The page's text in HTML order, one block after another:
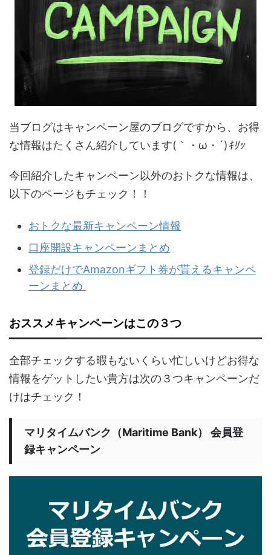
当ブログはキャンペーン屋のブログですから、お得
な情報はたくさん紹介しています(｀・ω・´)ｷﾘｯ
今回紹介したキャンペーン以外のおトクな情報は、
以下のページもチェック！！
おトクな最新キャンペーン情報
口座開設キャンペーンまとめ
登録だけでAmazonギフト券が貰えるキャンペ
ーンまとめ
おススメキャンペーンはこの３つ
全部チェックする暇もないくらい忙しいけどお得な
情報をゲットしたい貴方は次の３つキャンペーンだ
けはチェック！
マリタイムバンク（Maritime Bank） 会員登
録キャンペーン